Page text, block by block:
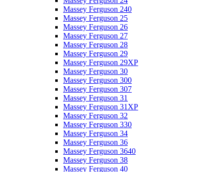
Massey Ferguson 240
Massey Ferguson 25
Massey Ferguson 26
Massey Ferguson 27
Massey Ferguson 28
Massey Ferguson 29
Massey Ferguson 29XP
Massey Ferguson 30
Massey Ferguson 300
Massey Ferguson 307
Massey Ferguson 31
Massey Ferguson 31XP
Massey Ferguson 32
Massey Ferguson 330
Massey Ferguson 34
Massey Ferguson 36
Massey Ferguson 3640
Massey Ferguson 38
Massey Ferguson 40